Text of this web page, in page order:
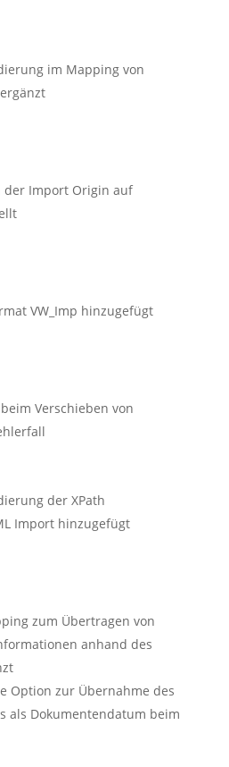
im Mapping von
der Import Origin auf
VW_Imp hinzugefügt
Verschieben von
der XPath
Import hinzugefügt
zum Übertragen von
anhand des
Option zur Übernahme des
als Dokumentendatum beim